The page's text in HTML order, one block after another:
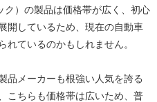
）の製品は価格帯が広く、初心
開しているため、現在の自動車
れているのかもしれません。
品メーカーも根強い人気を誇る
こちらも価格帯は広いため、普